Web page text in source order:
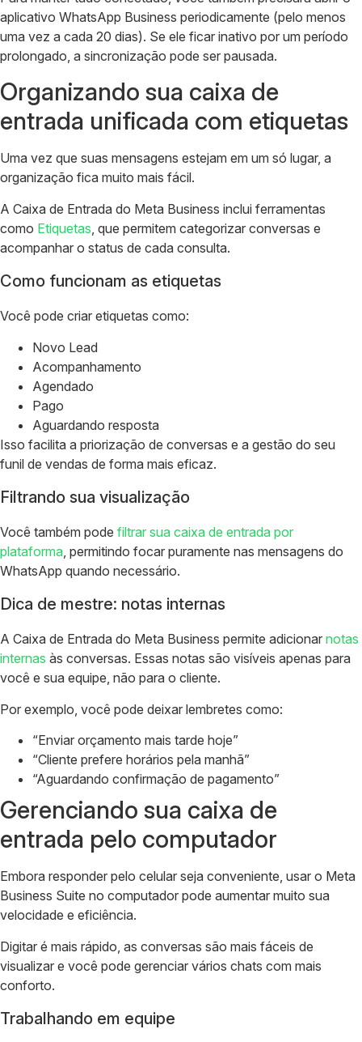
aplicativo WhatsApp Business periodicamente (pelo menos
uma vez a cada 20 dias). Se ele ficar inativo por um período
prolongado, a sincronização pode ser pausada.
Organizando sua caixa de
entrada unificada com etiquetas
Uma vez que suas mensagens estejam em um só lugar, a
organização fica muito mais fácil.
A Caixa de Entrada do Meta Business inclui ferramentas
como Etiquetas , que permitem categorizar conversas e
acompanhar o status de cada consulta.
Como funcionam as etiquetas
Você pode criar etiquetas como:
Novo Lead
Acompanhamento
Agendado
Pago
Aguardando resposta
Isso facilita a priorização de conversas e a gestão do seu
funil de vendas de forma mais eficaz.
Filtrando sua visualização
Você também pode filtrar sua caixa de entrada por
plataforma, permitindo focar puramente nas mensagens do
WhatsApp quando necessário.
Dica de mestre: notas internas
A Caixa de Entrada do Meta Business permite adicionar notas
internas às conversas. Essas notas são visíveis apenas para
você e sua equipe, não para o cliente.
Por exemplo, você pode deixar lembretes como:
“Enviar orçamento mais tarde hoje”
“Cliente prefere horários pela manhã”
“Aguardando confirmação de pagamento”
Gerenciando sua caixa de
entrada pelo computador
Embora responder pelo celular seja conveniente, usar o Meta
Business Suite no computador pode aumentar muito sua
velocidade e eficiência.
Digitar é mais rápido, as conversas são mais fáceis de
visualizar e você pode gerenciar vários chats com mais
conforto.
Trabalhando em equipe